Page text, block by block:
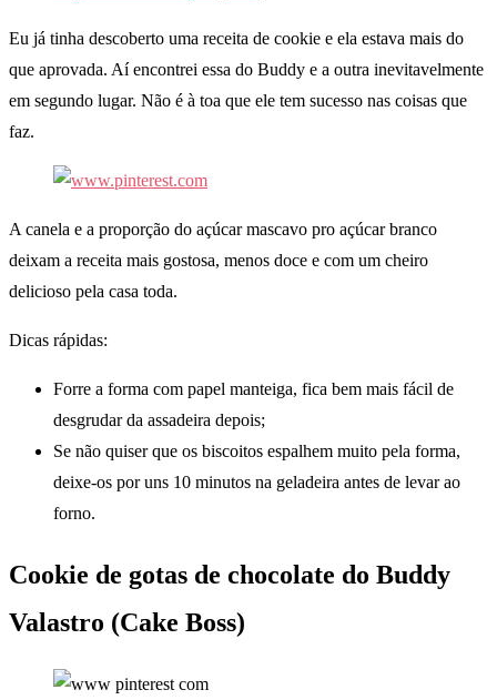
Eu já tinha descoberto uma receita de cookie e ela estava mais do
que aprovada. Aí encontrei essa do Buddy e a outra inevitavelmente
em segundo lugar. Não é à toa que ele tem sucesso nas coisas que
faz.
A canela e a proporção do açúcar mascavo pro açúcar branco
deixam a receita mais gostosa, menos doce e com um cheiro
delicioso pela casa toda.
Dicas rápidas:
Forre a forma com papel manteiga, fica bem mais fácil de
desgrudar da assadeira depois;
Se não quiser que os biscoitos espalhem muito pela forma,
deixe-os por uns 10 minutos na geladeira antes de levar ao
forno.
Cookie de gotas de chocolate do Buddy
Valastro (Cake Boss)